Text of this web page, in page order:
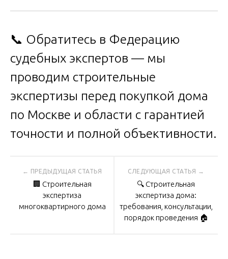
📞 Обратитесь в Федерацию
судебных экспертов — мы
проводим строительные
экспертизы перед покупкой дома
по Москве и области с гарантией
точности и полной объективности.
Навигация
по
🏢 Строительная
экспертиза
многоквартирного дома
🔍 Строительная
экспертиза дома:
требования, консультации,
порядок проведения 🏠